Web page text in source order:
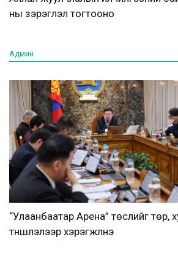
ны зэрэглэл тогтооно
Админ
“Улаанбаатар Арена” төслийг төр,
түншлэлээр хэрэгжүүлнэ